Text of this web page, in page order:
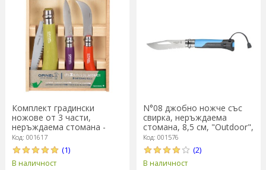
Комплект градински
ножове от 3 части,
неръждаема стомана -
Opinel
Код: 001617
(1)
В наличност
N°08 джобно ножче със
свирка, неръждаема
стомана, 8,5 см, "Outdoor",
Soft Blue - Opinel
Код: 001576
(2)
В наличност